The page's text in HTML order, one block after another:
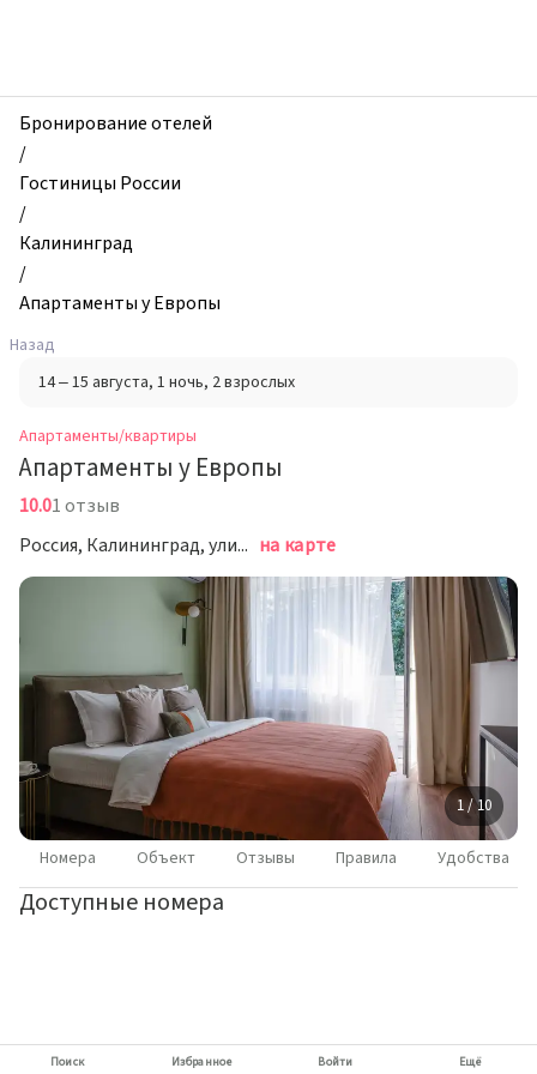
и
квартиры,
Апартаменты
Европы,
Калининград,
Россия
Бронирование отелей
/
Гостиницы России
/
Калининград
/
Апартаменты у Европы
Назад
14 – 15 августа, 1 ночь, 2 взрослых
Апартаменты/квартиры
Апартаменты у Европы
10.01 отзыв
Россия, Калининград, улица Генерала Галицкого, 11 на карте
1 / 10
Номера Объект Отзывы Правила Удобства
Доступные номера
Поиск Избранное Войти Ещё